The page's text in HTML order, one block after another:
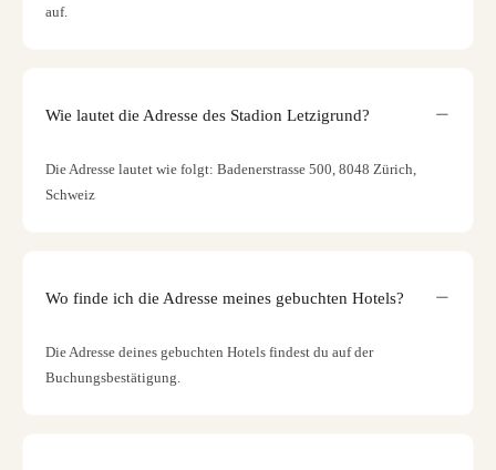
auf.
Wie lautet die Adresse des Stadion Letzigrund?
Die Adresse lautet wie folgt: Badenerstrasse 500, 8048 Zürich,
Schweiz
Wo finde ich die Adresse meines gebuchten Hotels?
Die Adresse deines gebuchten Hotels findest du auf der
Buchungsbestätigung.